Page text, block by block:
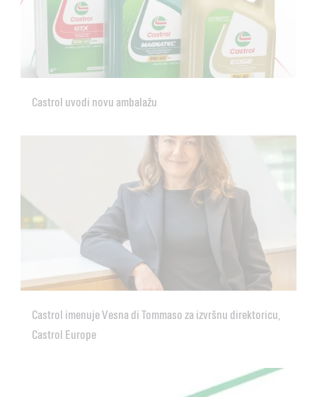
Castrol uvodi novu ambalažu
Castrol imenuje Vesna di Tommaso za izvršnu direktoricu,
Castrol Europe